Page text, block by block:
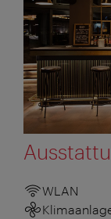
WLAN